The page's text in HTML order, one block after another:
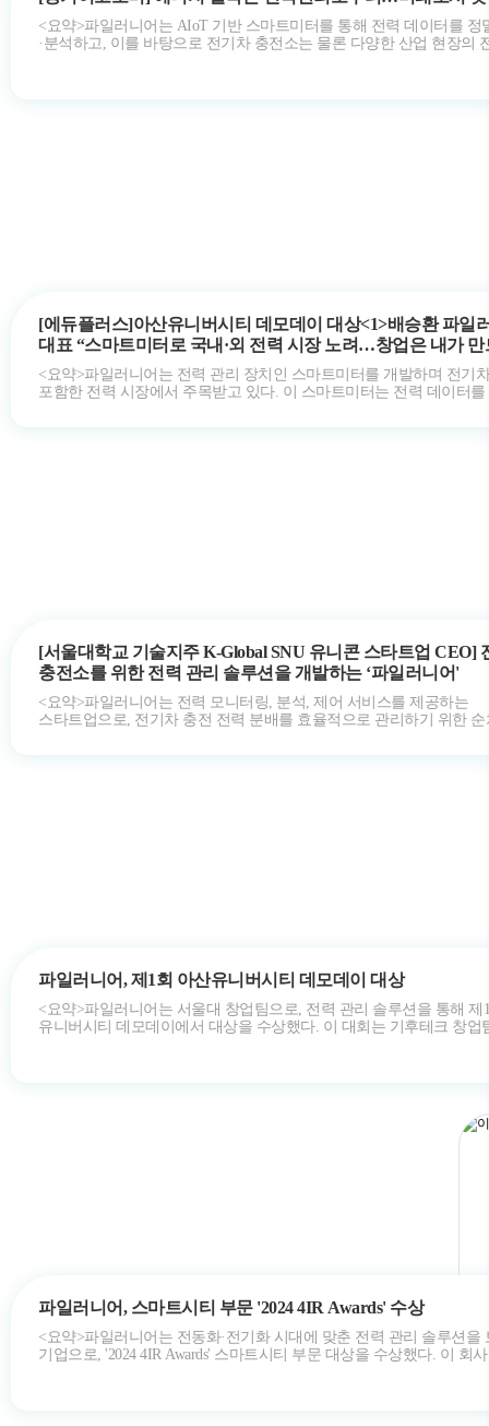
<요약>파일러니어는 AIoT 기반 스마트미터를 통해 전력 데이터를 정
·분석하고, 이를 바탕으로 전기차 충전소는 물론 다양한 산업 현장의
[에듀플러스]아산유니버시티 데모데이 대상<1>배승환 파일
대표 “스마트미터로 국내·외 전력 시장 노려…창업은 내가 만
정답”
<요약>파일러니어는 전력 관리 장치인 스마트미터를 개발하며 전기
포함한 전력 시장에서 주목받고 있다. 이 스마트미터는 전력 데이터를
[서울대학교 기술지주 K-Global SNU 유니콘 스타트업 CEO]
충전소를 위한 전력 관리 솔루션을 개발하는 ‘파일러니어'
<요약>파일러니어는 전력 모니터링, 분석, 제어 서비스를 제공하는
스타트업으로, 전기차 충전 전력 분배를 효율적으로 관리하기 위한 순
파일러니어, 제1회 아산유니버시티 데모데이 대상
<요약>파일러니어는 서울대 창업팀으로, 전력 관리 솔루션을 통해 제
유니버시티 데모데이에서 대상을 수상했다. 이 대회는 기후테크 창업
파일러니어, 스마트시티 부문 '2024 4IR Awards' 수상
<요약>파일러니어는 전동화·전기화 시대에 맞춘 전력 관리 솔루션을
기업으로, '2024 4IR Awards' 스마트시티 부문 대상을 수상했다. 이 회